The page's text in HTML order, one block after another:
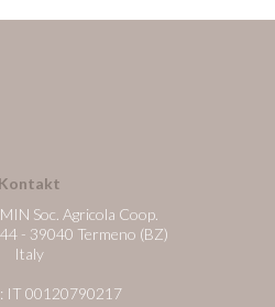
Kontakt
Soc. Agricola Coop.
- 39040 Termeno (BZ)
Italy
IT 00120790217